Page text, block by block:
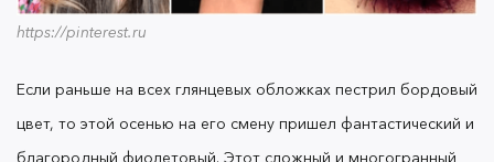
Тинты для создания макияжа
OK Beauty
https://pinterest.ru
Если раньше на всех глянцевых обложках пестрил бордовый
цвет, то этой осенью на его смену пришел фантастический и
благородный фиолетовый. Этот сложный и многогранный